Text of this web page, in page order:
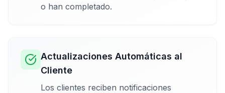
o han completado.
Actualizaciones Automáticas al
Cliente
Los clientes reciben notificaciones